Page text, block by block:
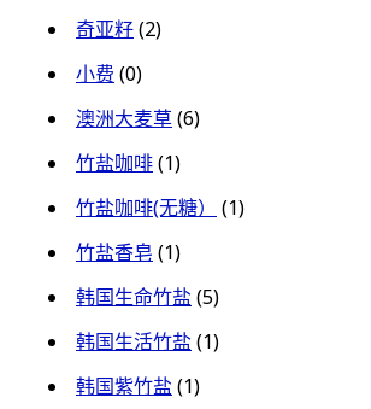
奇亚籽(2)
小费 (0)
澳洲大麦草(6)
竹盐咖啡(1)
竹盐咖啡(无糖）
(1)
竹盐香皂 (1)
韩国生命竹盐(5)
韩国生活竹盐(1)
韩国紫竹盐(1)